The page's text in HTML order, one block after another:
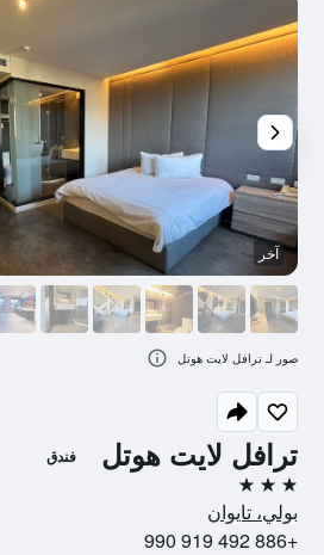
ترافل لايت هوتل فندق
3 نجوم
بولي، تايوان
+886 492 919 990
آخر
صور لـ ترافل لايت هوتل